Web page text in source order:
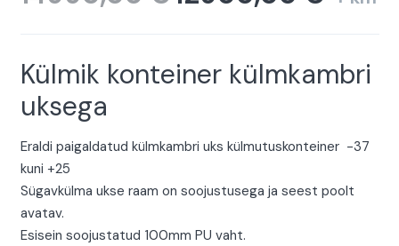
14990,00 €.
12900,00
Külmik konteiner külmkambri
uksega
Eraldi paigaldatud külmkambri uks külmutuskonteiner -37
kuni +25
Sügavkülma ukse raam on soojustusega ja seest poolt
avatav.
Esisein soojustatud 100mm PU vaht.